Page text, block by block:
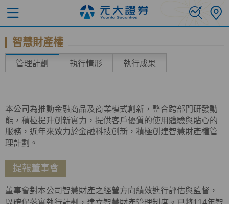
智慧財產權
管理計劃 執行情形 執行成果
本公司為推動金融商品及商業模式創新，整合跨部門研發動
能，積極提升創新實力，提供客戶優質的使用體驗與貼心的
服務，近年來致力於金融科技創新，積極創建智慧財產權管
理計劃。
提報董事會
董事會對本公司智慧財產之經營方向績效進行評估與監督，